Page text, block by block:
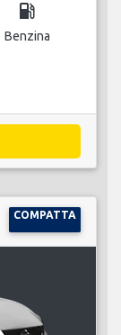
local_gas_station
Benzina
COMPATTA